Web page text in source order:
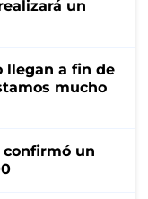
un
llegan a fin de
mucho
confirmó un